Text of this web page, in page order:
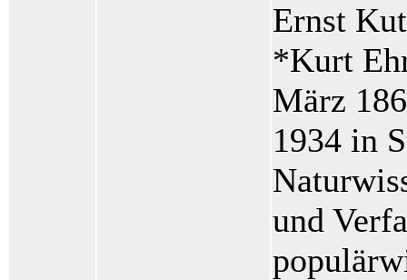
Ernst
*Kurt
März
1934 in
und